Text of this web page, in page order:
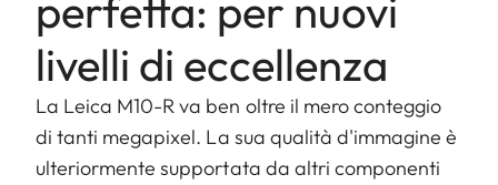
perfetta: per nuovi
livelli di eccellenza
La Leica M10-R va ben oltre il mero conteggio
di tanti megapixel. La sua qualità d'immagine è
ulteriormente supportata da altri componenti